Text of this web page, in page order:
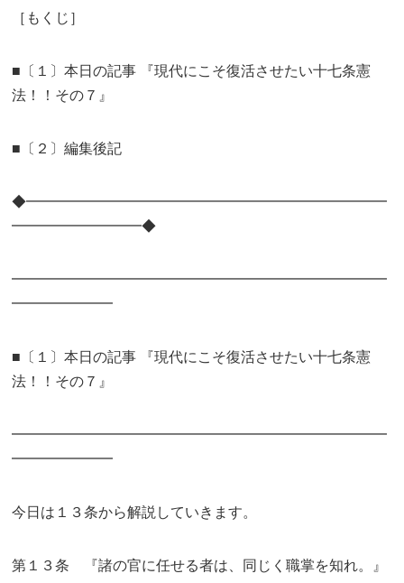
［もくじ］
■〔１〕本日の記事 『現代にこそ復活させたい十七条憲
法！！その７』
■〔２〕編集後記
◆━━━━━━━━━━━━━━━━━━━━━━━━━
━━━━━━━━━◆
━━━━━━━━━━━━━━━━━━━━━━━━━━
━━━━━━━
■〔１〕本日の記事 『現代にこそ復活させたい十七条憲
法！！その７』
━━━━━━━━━━━━━━━━━━━━━━━━━━
━━━━━━━
今日は１３条から解説していきます。
第１３条 『諸の官に任せる者は、同じく職掌を知れ。』